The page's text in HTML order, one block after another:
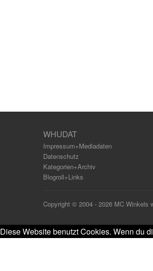
WHUDAT
Impressum+Mediadaten
Datenschutz
Kategorien+Archiv
Blogroll+Links
Copyright © 2004 - 2026 MC Winkels
Diese Website benutzt Cookies. Wenn du